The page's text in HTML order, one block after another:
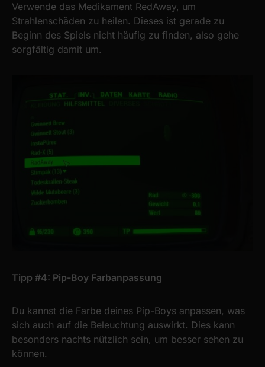
Verwende das Medikament RedAway, um
Strahlenschäden zu heilen. Dieses ist gerade zu
Beginn des Spiels nicht häufig zu finden, also gehe
sorgfältig damit um.
Tipp #4: Pip-Boy Farbanpassung
Du kannst die Farbe deines Pip-Boys anpassen, was
sich auch auf die Beleuchtung auswirkt. Dies kann
besonders nachts nützlich sein, um besser sehen zu
können.